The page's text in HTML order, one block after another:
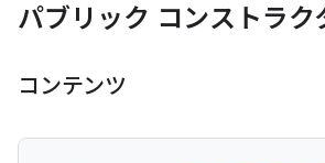
パブリック コンストラク
コンテンツ